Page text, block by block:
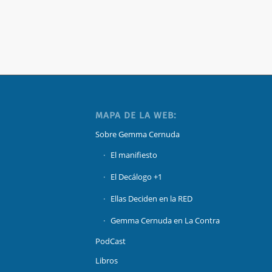
MAPA DE LA WEB:
Sobre Gemma Cernuda
El manifiesto
El Decálogo +1
Ellas Deciden en la RED
Gemma Cernuda en La Contra
PodCast
Libros